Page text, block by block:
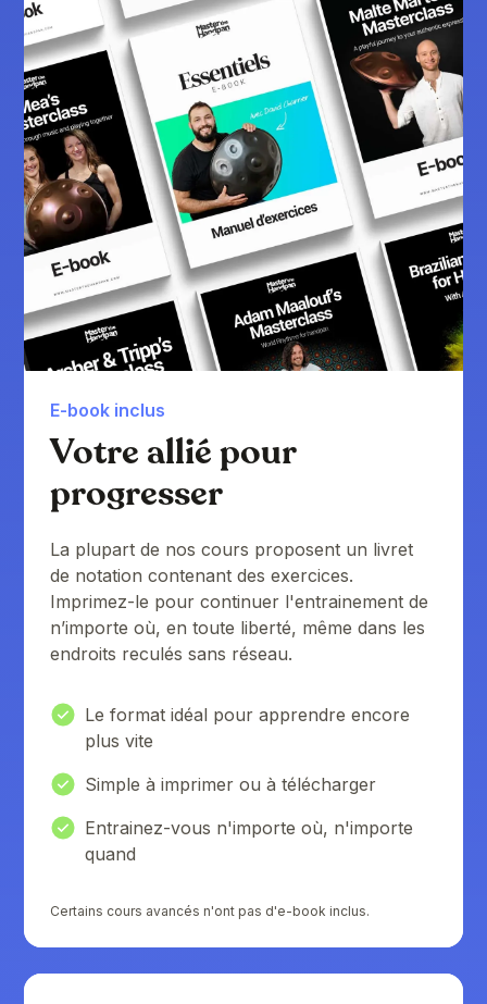
E-book inclus
Votre allié pour
progresser
La plupart de nos cours proposent un livret
de notation contenant des exercices.
Imprimez-le pour continuer l'entrainement de
n’importe où, en toute liberté, même dans les
endroits reculés sans réseau.
Le format idéal pour apprendre encore
plus vite
Simple à imprimer ou à télécharger
Entrainez-vous n'importe où, n'importe
quand
Certains cours avancés n'ont pas d'e-book inclus.